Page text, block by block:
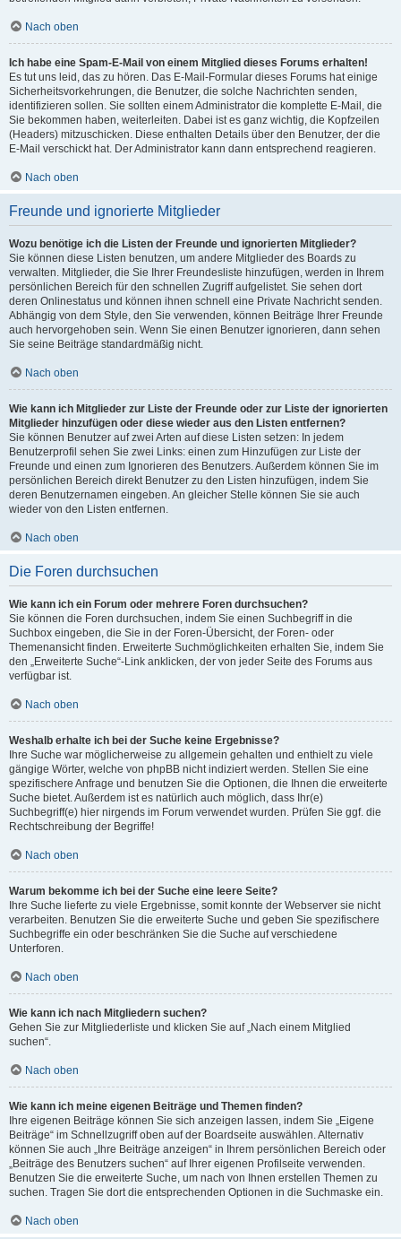
Nach oben
Ich habe eine Spam-E-Mail von einem Mitglied dieses Forums erhalten!
Es tut uns leid, das zu hören. Das E-Mail-Formular dieses Forums hat einige
Sicherheitsvorkehrungen, die Benutzer, die solche Nachrichten senden,
identifizieren sollen. Sie sollten einem Administrator die komplette E-Mail, die
Sie bekommen haben, weiterleiten. Dabei ist es ganz wichtig, die Kopfzeilen
(Headers) mitzuschicken. Diese enthalten Details über den Benutzer, der die
E-Mail verschickt hat. Der Administrator kann dann entsprechend reagieren.
Nach oben
Freunde und ignorierte Mitglieder
Wozu benötige ich die Listen der Freunde und ignorierten Mitglieder?
Sie können diese Listen benutzen, um andere Mitglieder des Boards zu
verwalten. Mitglieder, die Sie Ihrer Freundesliste hinzufügen, werden in Ihrem
persönlichen Bereich für den schnellen Zugriff aufgelistet. Sie sehen dort
deren Onlinestatus und können ihnen schnell eine Private Nachricht senden.
Abhängig von dem Style, den Sie verwenden, können Beiträge Ihrer Freunde
auch hervorgehoben sein. Wenn Sie einen Benutzer ignorieren, dann sehen
Sie seine Beiträge standardmäßig nicht.
Nach oben
Wie kann ich Mitglieder zur Liste der Freunde oder zur Liste der ignorierten
Mitglieder hinzufügen oder diese wieder aus den Listen entfernen?
Sie können Benutzer auf zwei Arten auf diese Listen setzen: In jedem
Benutzerprofil sehen Sie zwei Links: einen zum Hinzufügen zur Liste der
Freunde und einen zum Ignorieren des Benutzers. Außerdem können Sie im
persönlichen Bereich direkt Benutzer zu den Listen hinzufügen, indem Sie
deren Benutzernamen eingeben. An gleicher Stelle können Sie sie auch
wieder von den Listen entfernen.
Nach oben
Die Foren durchsuchen
Wie kann ich ein Forum oder mehrere Foren durchsuchen?
Sie können die Foren durchsuchen, indem Sie einen Suchbegriff in die
Suchbox eingeben, die Sie in der Foren-Übersicht, der Foren- oder
Themenansicht finden. Erweiterte Suchmöglichkeiten erhalten Sie, indem Sie
den „Erweiterte Suche“-Link anklicken, der von jeder Seite des Forums aus
verfügbar ist.
Nach oben
Weshalb erhalte ich bei der Suche keine Ergebnisse?
Ihre Suche war möglicherweise zu allgemein gehalten und enthielt zu viele
gängige Wörter, welche von phpBB nicht indiziert werden. Stellen Sie eine
spezifischere Anfrage und benutzen Sie die Optionen, die Ihnen die erweiterte
Suche bietet. Außerdem ist es natürlich auch möglich, dass Ihr(e)
Suchbegriff(e) hier nirgends im Forum verwendet wurden. Prüfen Sie ggf. die
Rechtschreibung der Begriffe!
Nach oben
Warum bekomme ich bei der Suche eine leere Seite?
Ihre Suche lieferte zu viele Ergebnisse, somit konnte der Webserver sie nicht
verarbeiten. Benutzen Sie die erweiterte Suche und geben Sie spezifischere
Suchbegriffe ein oder beschränken Sie die Suche auf verschiedene
Unterforen.
Nach oben
Wie kann ich nach Mitgliedern suchen?
Gehen Sie zur Mitgliederliste und klicken Sie auf „Nach einem Mitglied
suchen“.
Nach oben
Wie kann ich meine eigenen Beiträge und Themen finden?
Ihre eigenen Beiträge können Sie sich anzeigen lassen, indem Sie „Eigene
Beiträge“ im Schnellzugriff oben auf der Boardseite auswählen. Alternativ
können Sie auch „Ihre Beiträge anzeigen“ in Ihrem persönlichen Bereich oder
„Beiträge des Benutzers suchen“ auf Ihrer eigenen Profilseite verwenden.
Benutzen Sie die erweiterte Suche, um nach von Ihnen erstellen Themen zu
suchen. Tragen Sie dort die entsprechenden Optionen in die Suchmaske ein.
Nach oben